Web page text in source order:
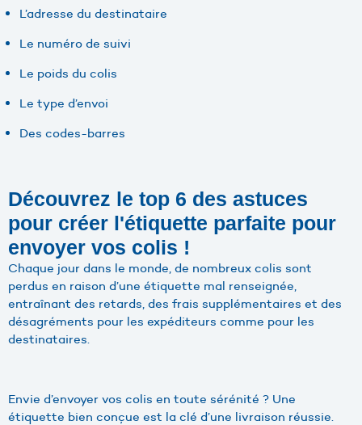
L’adresse du destinataire
Le numéro de suivi
Le poids du colis
Le type d’envoi
Des codes-barres
Découvrez le top 6 des astuces
pour créer l'étiquette parfaite pour
envoyer vos colis !
Chaque jour dans le monde, de nombreux colis sont
perdus en raison d’une étiquette mal renseignée,
entraînant des retards, des frais supplémentaires et des
désagréments pour les expéditeurs comme pour les
destinataires.
Envie d’envoyer vos colis en toute sérénité ? Une
étiquette bien conçue est la clé d’une livraison réussie.